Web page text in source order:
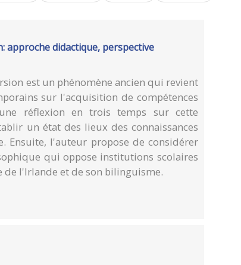
approche didactique, perspective
est un phénomène ancien qui revient
sur l'acquisition de compétences
réflexion en trois temps sur cette
un état des lieux des connaissances
Ensuite, l'auteur propose de considérer
qui oppose institutions scolaires
de l'Irlande et de son bilinguisme.